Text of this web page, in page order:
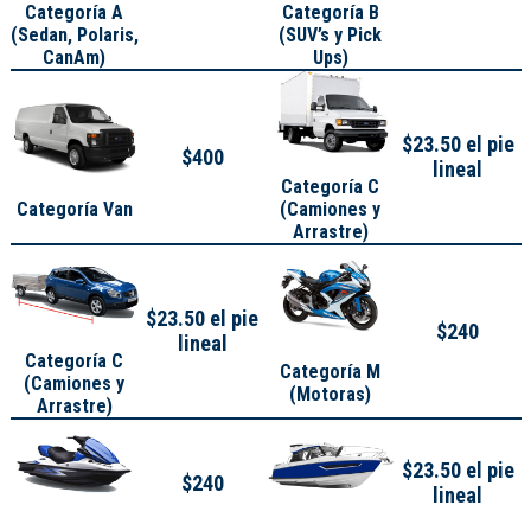
Categoría A
(Sedan, Polaris,
CanAm)
Categoría B
(SUV’s y Pick
Ups)
Categoría Van
$400
Categoría C
(Camiones y
Arrastre)
$23.50 el pie
lineal
Categoría C
(Camiones y
Arrastre)
$23.50 el pie
lineal
Categoría M
(Motoras)
$240
$240
$23.50 el pie
lineal